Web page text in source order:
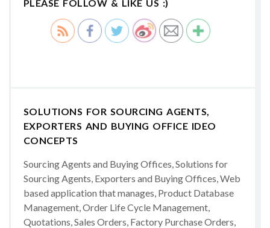
PLEASE FOLLOW & LIKE US :)
SOLUTIONS FOR SOURCING AGENTS,
EXPORTERS AND BUYING OFFICE IDEO
CONCEPTS
Sourcing Agents and Buying Offices, Solutions for
Sourcing Agents, Exporters and Buying Offices, Web
based application that manages, Product Database
Management, Order Life Cycle Management,
Quotations, Sales Orders, Factory Purchase Orders,